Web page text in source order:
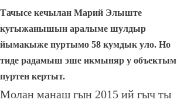
Тачысе кечылан Марий Элыште
кугыжанышын аралыме шулдыр
йымакыже пуртымо 58 кумдык уло. Но
тиде радамыш эше икмыняр у объектым
пуртен кертыт.
Молан манаш гын 2015 ий гыч ты